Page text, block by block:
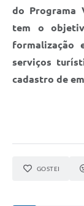
do Programa
tem o
formalização
serviços
cadastro de
GOSTEI